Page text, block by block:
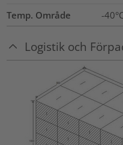
Temp. Område -
Logistik och